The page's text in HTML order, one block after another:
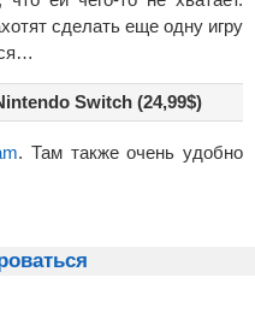
сделать еще одну игру
Switch (24,99$)
. Там также очень удобно